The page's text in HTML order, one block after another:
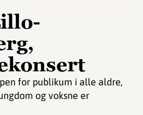
for publikum i alle aldre,
og voksne er